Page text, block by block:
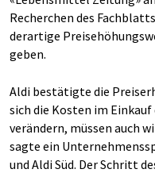
Recherchen des
derartige
geben.
Aldi bestätigte die
sich die Kosten im
verändern, müssen auch
sagte ein
und Aldi Süd. Der Schritt